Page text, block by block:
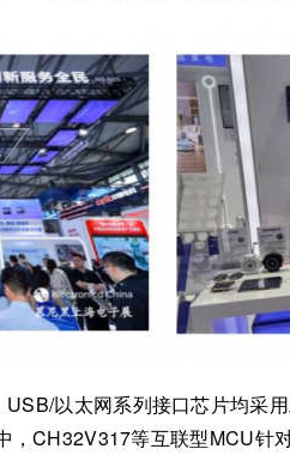
以太网系列接口芯片均采
，CH32V317等互联型MCU针